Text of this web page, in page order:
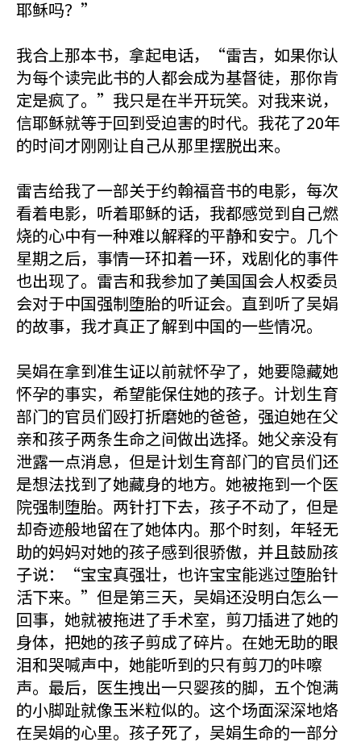
耶稣吗？”
我合上那本书，拿起电话，“雷吉，如果你认
为每个读完此书的人都会成为基督徒，那你肯
定是疯了。”我只是在半开玩笑。对我来说，
信耶稣就等于回到受迫害的时代。我花了20年
的时间才刚刚让自己从那里摆脱出来。
雷吉给我了一部关于约翰福音书的电影，每次
看着电影，听着耶稣的话，我都感觉到自己燃
烧的心中有一种难以解释的平静和安宁。几个
星期之后，事情一环扣着一环，戏剧化的事件
也出现了。雷吉和我参加了美国国会人权委员
会对于中国强制堕胎的听证会。直到听了吴娟
的故事，我才真正了解到中国的一些情况。
吴娟在拿到准生证以前就怀孕了，她要隐藏她
怀孕的事实，希望能保住她的孩子。计划生育
部门的官员们殴打折磨她的爸爸，强迫她在父
亲和孩子两条生命之间做出选择。她父亲没有
泄露一点消息，但是计划生育部门的官员们还
是想法找到了她藏身的地方。她被拖到一个医
院强制堕胎。两针打下去，孩子不动了，但是
却奇迹般地留在了她体内。那个时刻，年轻无
助的妈妈对她的孩子感到很骄傲，并且鼓励孩
子说：“宝宝真强壮，也许宝宝能逃过堕胎针
活下来。”但是第三天，吴娟还没明白怎么一
回事，她就被拖进了手术室，剪刀插进了她的
身体，把她的孩子剪成了碎片。在她无助的眼
泪和哭喊声中，她能听到的只有剪刀的咔嚓
声。最后，医生拽出一只婴孩的脚，五个饱满
的小脚趾就像玉米粒似的。这个场面深深地烙
在吴娟的心里。孩子死了，吴娟生命的一部分